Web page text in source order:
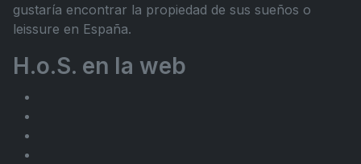
gustaría encontrar la propiedad de sus sueños o
leissure en España.
H.o.S. en la web